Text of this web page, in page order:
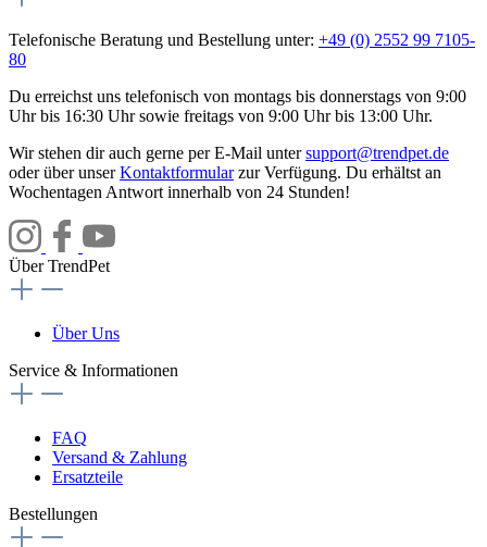
Telefonische Beratung und Bestellung unter: +49 (0) 2552 99 7105-
80
Du erreichst uns telefonisch von montags bis donnerstags von 9:00
Uhr bis 16:30 Uhr sowie freitags von 9:00 Uhr bis 13:00 Uhr.
Wir stehen dir auch gerne per E-Mail untersupport@trendpet.de
oder über unserKontaktformularzur Verfügung. Du erhältst an
Wochentagen Antwort innerhalb von 24 Stunden!
Über TrendPet
Über Uns
Service & Informationen
FAQ
Versand & Zahlung
Ersatzteile
Bestellungen